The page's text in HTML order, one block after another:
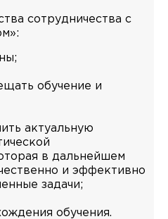
сотрудничества с
обучение и
актуальную
в дальнейшем
и эффективно
задачи;
обучения.